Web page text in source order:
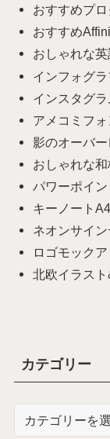
おすすめプ
おすすめ
おしゃれな英
インフォグ
インスタグ
アメコミフ
影のオーバ
おしゃれな
パワーポイ
キーノート
ネオンサイ
ロゴモック
北欧イラス
カテゴリー